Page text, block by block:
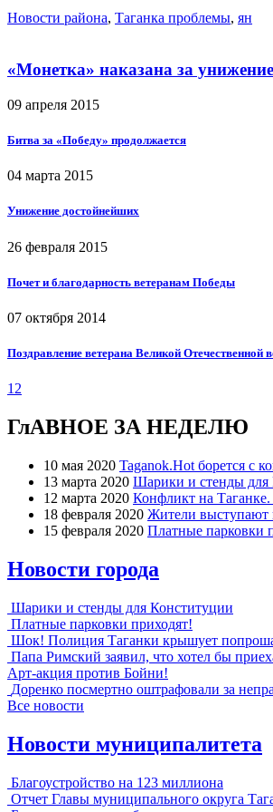
Новости района, Таганка проблемы, ян
«Монетка» наказана за
09 апреля 2015
Битва за «Победу» продолжается
04 марта 2015
Унижение достойнейших
26 февраля 2015
Почет и благодарность ветеранам Победы
07 октября 2014
Поздравление ветерана Великой Отечественной
1 2
ГлАВНОЕ ЗА НЕДЕЛЮ
10 мая 2020 Taganok.Hot борется с
13 марта 2020 Шарики и стенды для
12 марта 2020 Конфликт на
18 февраля 2020 Жители выступают
15 февраля 2020 Платные парковки
Новости города
Шарики и стенды для Конституции
Платные парковки приходят!
Шок! Полиция Таганки крышует
Папа Римский заявил, что хотел бы
Арт-акция против Бойни!
Доренко посмертно оштрафовали за
Все новости
Новости муниципалитета
Благоустройство на 123 миллиона
Отчет Главы муниципального округа